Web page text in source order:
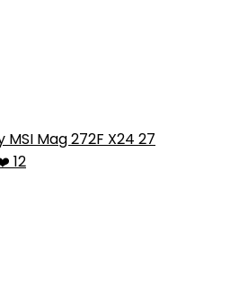
MSI Mag 272F X24 27
12